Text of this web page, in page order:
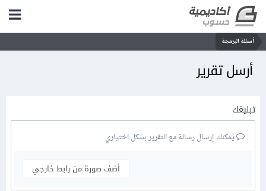
أسئلة البرمجة
أرسل تقرير
تبليغك
يمكنك إرسال رسالة مع التقرير بشكل اختياري
أضف صورة من رابط خارجي